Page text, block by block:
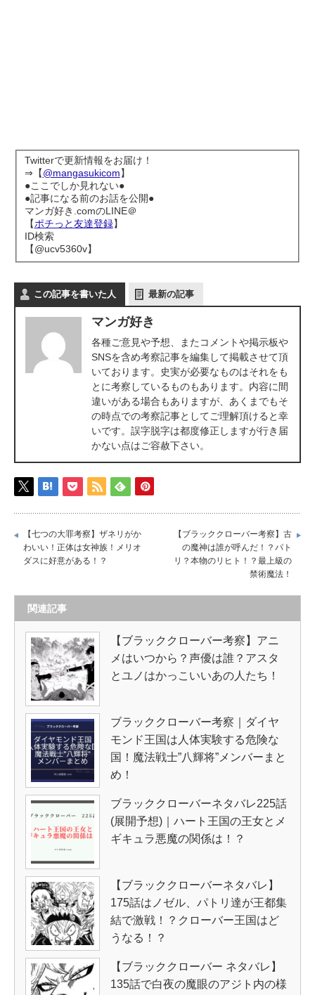
Twitterで更新情報をお届け！
⇒【@mangasukicom】
●ここでしか見れない●
●記事になる前のお話を公開●
マンガ好き.comのLINE＠
【ポチっと友達登録】
ID検索
【@ucv5360v】
この記事を書いた人 最新の記事
マンガ好き
各種ご意見や予想、またコメントや掲示板や
SNSを含め考察記事を編集して掲載させて頂
いております。史実が必要なものはそれをも
とに考察しているものもあります。内容に間
違いがある場合もありますが、あくまでもそ
の時点での考察記事としてご理解頂けると幸
いです。誤字脱字は都度修正しますが行き届
かない点はご容赦下さい。
【七つの大罪考察】ザネリがか
わいい！正体は女神族！メリオ
ダスに好意がある！？
【ブラッククローバー考察】古
の魔神は誰が呼んだ！？パト
リ？本物のリヒト！？最上級の
禁術魔法！
関連記事
【ブラッククローバー考察】アニ
メはいつから？声優は誰？アスタ
とユノはかっこいいあの人たち！
ブラッククローバー考察｜ダイヤ
モンド王国は人体実験する危険な
国！魔法戦士”八輝将”メンバーまと
め！
ブラッククローバーネタバレ225話
(展開予想)｜ハート王国の王女とメ
ギキュラ悪魔の関係は！？
【ブラッククローバーネタバレ】
175話はノゼル、パトリ達が王都集
結で激戦！？クローバー王国はど
うなる！？
【ブラッククローバー ネタバレ】
135話で白夜の魔眼のアジト内の様